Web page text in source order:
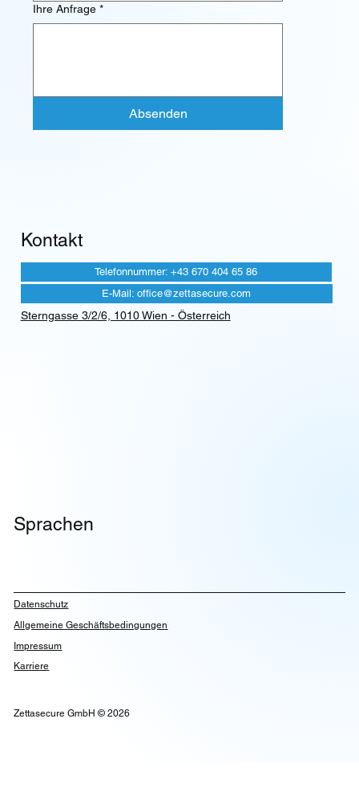
Ihre Anfrage *
Absenden
Kontakt
Telefonnummer: +43 670 404 65 86
E-Mail: office@zettasecure.com
Sterngasse 3/2/6, 1010 Wien - Österreich
Sprachen
Datenschutz
Allgemeine Geschäftsbedingungen
Impressum
Karriere
Zettasecure GmbH © 2026